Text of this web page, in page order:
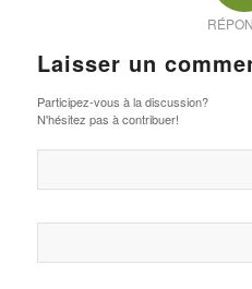
Laisser un
Participez-vous à la discussion?
N'hésitez pas à contribuer!